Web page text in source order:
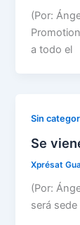
(Por:
a todo el
Sin
Se
Xprésat
(Por:
será sede